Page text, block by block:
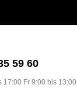
59 60
17:00 Fr 9:00 bis 13:00